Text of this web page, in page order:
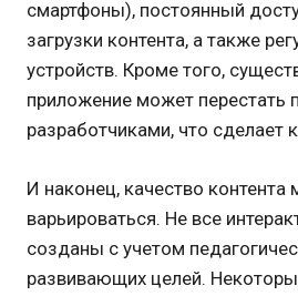
смартфоны), постоянный
загрузки контента, а также
устройств. Кроме того,
приложение может перестать
разработчиками, что сделает
И наконец, качество контента
варьироваться. Не все
созданы с учетом
развивающих целей.